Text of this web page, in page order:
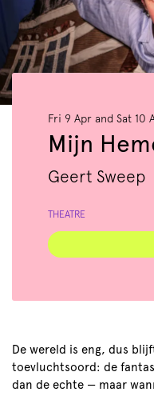
Mijn
Geert Sweep
Fri 9 Apr and Sat 10
THEATRE
De wereld is eng, dus
toevluchtsoord: de
dan de echte — maar